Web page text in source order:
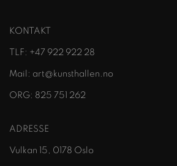
KONTAKT
TLF: +47 922 922 28
Mail: art@kunsthallen.no
ORG: 825 751 262
ADRESSE
Vulkan 15 , 0178 Oslo